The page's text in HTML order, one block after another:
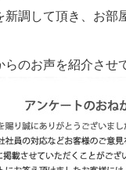
調して頂き、お
のお声を紹介させ